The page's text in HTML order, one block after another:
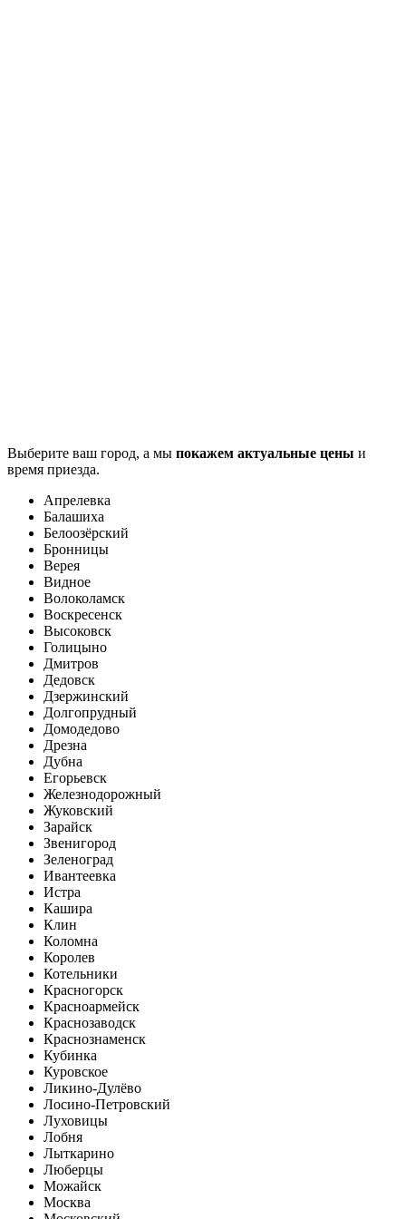
Выберите ваш город, а мы покажем актуальные цены и
время приезда.
Апрелевка
Балашиха
Белоозёрский
Бронницы
Верея
Видное
Волоколамск
Воскресенск
Высоковск
Голицыно
Дмитров
Дедовск
Дзержинский
Долгопрудный
Домодедово
Дрезна
Дубна
Егорьевск
Железнодорожный
Жуковский
Зарайск
Звенигород
Зеленоград
Ивантеевка
Истра
Кашира
Клин
Коломна
Королев
Котельники
Красногорск
Красноармейск
Краснозаводск
Краснознаменск
Кубинка
Куровское
Ликино-Дулёво
Лосино-Петровский
Луховицы
Лобня
Лыткарино
Люберцы
Можайск
Москва